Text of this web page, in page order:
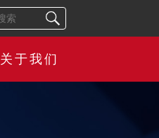
关于我们